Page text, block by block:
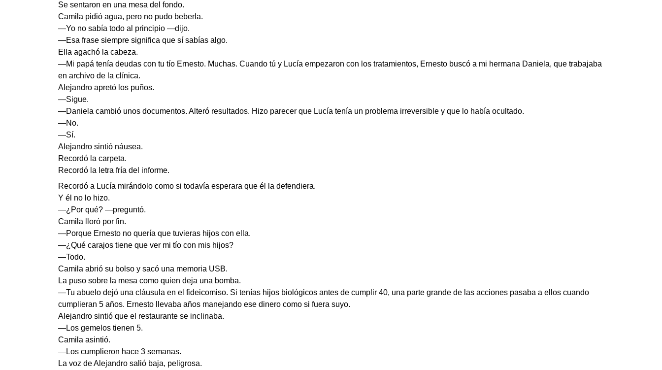
Se sentaron en una mesa del fondo.
Camila pidió agua, pero no pudo beberla.
—Yo no sabía todo al principio —dijo.
—Esa frase siempre significa que sí sabías algo.
Ella agachó la cabeza.
—Mi papá tenía deudas con tu tío Ernesto. Muchas. Cuando tú y Lucía empezaron con los tratamientos, Ernesto buscó a mi hermana Daniela, que trabajaba
en archivo de la clínica.
Alejandro apretó los puños.
—Sigue.
—Daniela cambió unos documentos. Alteró resultados. Hizo parecer que Lucía tenía un problema irreversible y que lo había ocultado.
—No.
—Sí.
Alejandro sintió náusea.
Recordó la carpeta.
Recordó la letra fría del informe.
Recordó a Lucía mirándolo como si todavía esperara que él la defendiera.
Y él no lo hizo.
—¿Por qué? —preguntó.
Camila lloró por fin.
—Porque Ernesto no quería que tuvieras hijos con ella.
—¿Qué carajos tiene que ver mi tío con mis hijos?
—Todo.
Camila abrió su bolso y sacó una memoria USB.
La puso sobre la mesa como quien deja una bomba.
—Tu abuelo dejó una cláusula en el fideicomiso. Si tenías hijos biológicos antes de cumplir 40, una parte grande de las acciones pasaba a ellos cuando
cumplieran 5 años. Ernesto llevaba años manejando ese dinero como si fuera suyo.
Alejandro sintió que el restaurante se inclinaba.
—Los gemelos tienen 5.
Camila asintió.
—Los cumplieron hace 3 semanas.
La voz de Alejandro salió baja, peligrosa.